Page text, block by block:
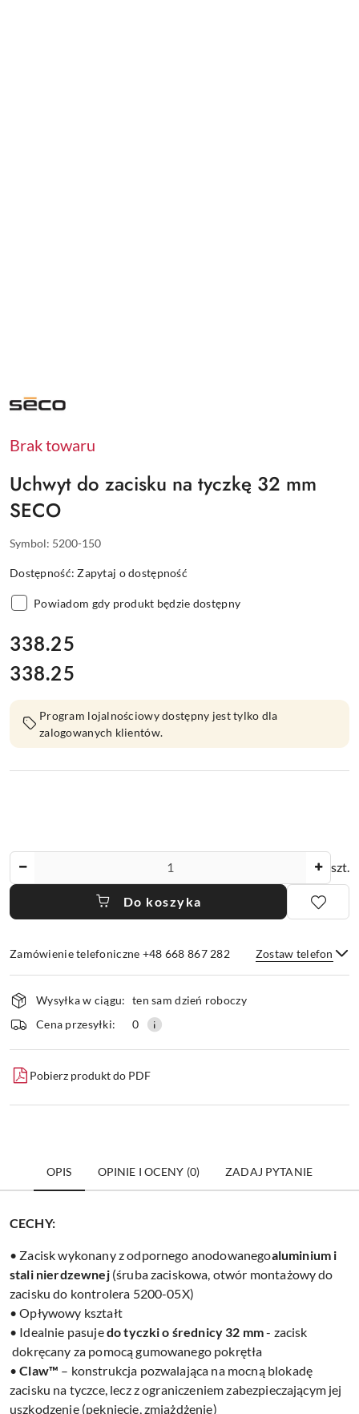
NAZWA
PRODUCENTA:
Brak towaru
Uchwyt do zacisku na tyczkę 32 mm
SECO
Symbol: 5200-150
Dostępność:Zapytaj o dostępność
Powiadom gdy produkt będzie dostępny
cena:
338.25
Cena:
338.25
Program lojalnościowy dostępny jest tylko dla
zalogowanych klientów.
szt.
Do koszyka
Zamówienie telefoniczne +48 668 867 282 Zostaw telefon
Wyślij
Dostępność
i
dostawa
Wysyłka w ciągu: ten sam dzień roboczy
Cena przesyłki:
0
Pobierz produkt do PDF
OPIS OPINIE I OCENY (0) ZADAJ PYTANIE
CECHY:
• Zacisk wykonany z odpornego anodowanegoaluminium i
stali nierdzewnej (śruba zaciskowa, otwór montażowy do
zacisku do kontrolera 5200-05X)
• Opływowy kształt
• Idealnie pasujedo tyczki o średnicy 32 mm- zacisk
dokręcany za pomocą gumowanego pokrętła
•Claw™ – konstrukcja pozwalająca na mocną blokadę
zacisku na tyczce, lecz z ograniczeniem zabezpieczającym jej
uszkodzenie (pęknięcie, zmiażdżenie)